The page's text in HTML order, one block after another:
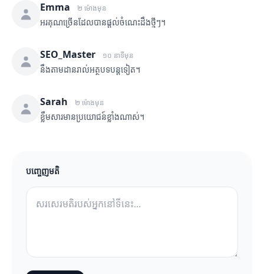
Emma ២ ម៉ោងមុន
អរគុណច្រើនដែលបានផ្តល់ចំណេះដឹងថ្មីៗ។
SEO_Master ១០ នាទីមុន
នឹងតាមដានរាល់អត្ថបទបន្តទៀត។
Sarah ២ ម៉ោងមុន
ខ្លឹមសារមានប្រយោជន៍ខ្លាំងណាស់។
បញ្ចេញមតិ